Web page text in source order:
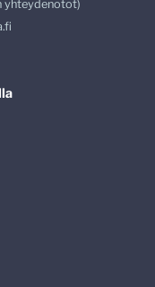
yhteydenotot)